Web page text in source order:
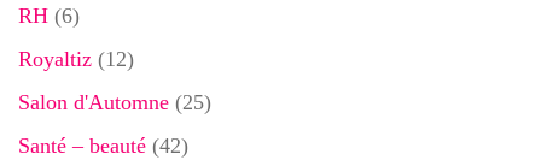
RH (6)
Royaltiz (12)
Salon d'Automne (25)
Santé – beauté (42)